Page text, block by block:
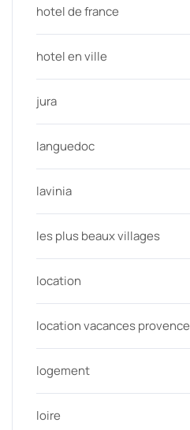
hotel de france
hotel en ville
jura
languedoc
lavinia
les plus beaux villages
location
location vacances provence
logement
loire